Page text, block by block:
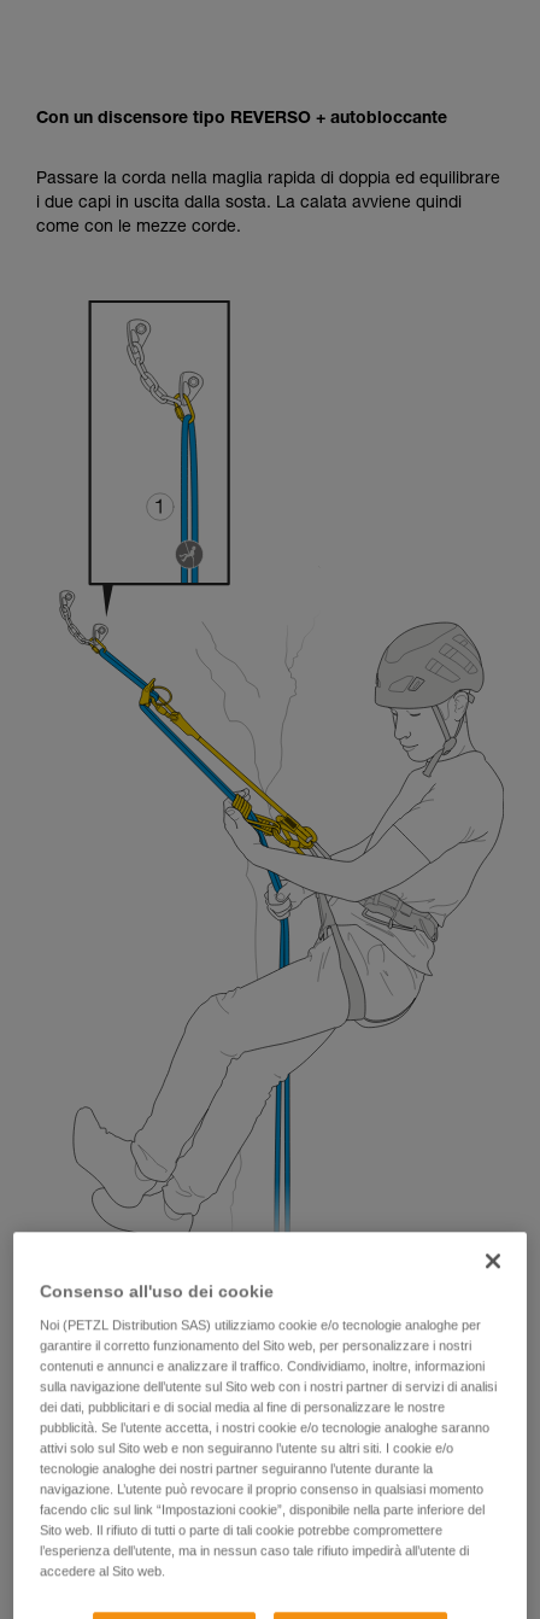
Con un discensore tipo REVERSO + autobloccante
Passare la corda nella maglia rapida di doppia ed equilibrare
i due capi in uscita dalla sosta. La calata avviene quindi
come con le mezze corde.
Con un GRIGRI
Con un GRIGRI, non è possibile calarsi con i due capi in
uscita dalla sosta. Occorre quindi calarsi su un capo
bloccato con un nodo sulla sosta, abbinato ad un
moschettone con ghiera di bloccaggio.
La calata si fa esclusivamente sul capo in senso opposto al
Consenso all'uso dei cookie
Noi (PETZL Distribution SAS) utilizziamo cookie e/o tecnologie analoghe per
garantire il corretto funzionamento del Sito web, per personalizzare i nostri
contenuti e annunci e analizzare il traffico. Condividiamo, inoltre, informazioni
sulla navigazione dell’utente sul Sito web con i nostri partner di servizi di analisi
dei dati, pubblicitari e di social media al fine di personalizzare le nostre
pubblicità. Se l’utente accetta, i nostri cookie e/o tecnologie analoghe saranno
attivi solo sul Sito web e non seguiranno l’utente su altri siti. I cookie e/o
tecnologie analoghe dei nostri partner seguiranno l’utente durante la
navigazione. L’utente può revocare il proprio consenso in qualsiasi momento
facendo clic sul link “Impostazioni cookie”, disponibile nella parte inferiore del
Sito web. Il rifiuto di tutti o parte di tali cookie potrebbe compromettere
l’esperienza dell’utente, ma in nessun caso tale rifiuto impedirà all’utente di
accedere al Sito web.